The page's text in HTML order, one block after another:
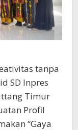
tanpa
SD Inpres
Timur
Profil
“Gaya